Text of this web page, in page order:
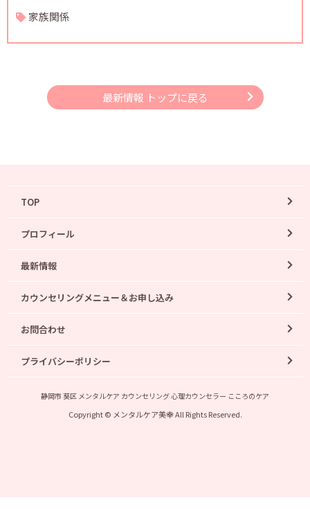
家族関係
最新情報 トップに戻る
TOP
プロフィール
最新情報
カウンセリングメニュー＆お申し込み
お問合わせ
プライバシーポリシー
静岡市 葵区 メンタルケア カウンセリング 心理カウンセラー こころのケア
Copyright © メンタルケア美幸 All Rights Reserved.